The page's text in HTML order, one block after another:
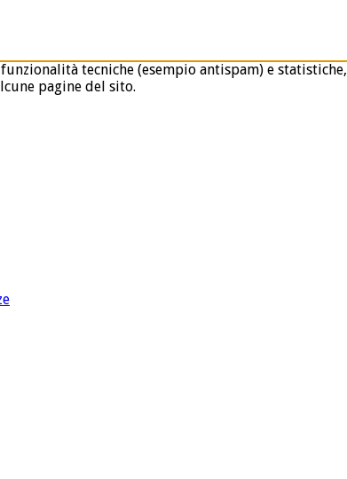
tecniche (esempio antispam) e
pagine del sito.